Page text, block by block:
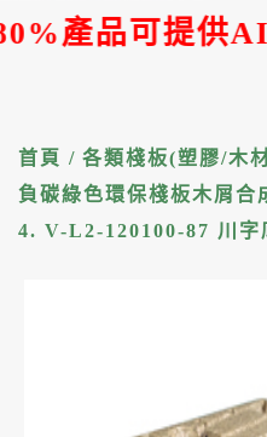
提供AI報價，
首頁 / 各類棧板(塑膠/木
負碳綠色環保棧板木屑
4. V-L2-120100-87 川字